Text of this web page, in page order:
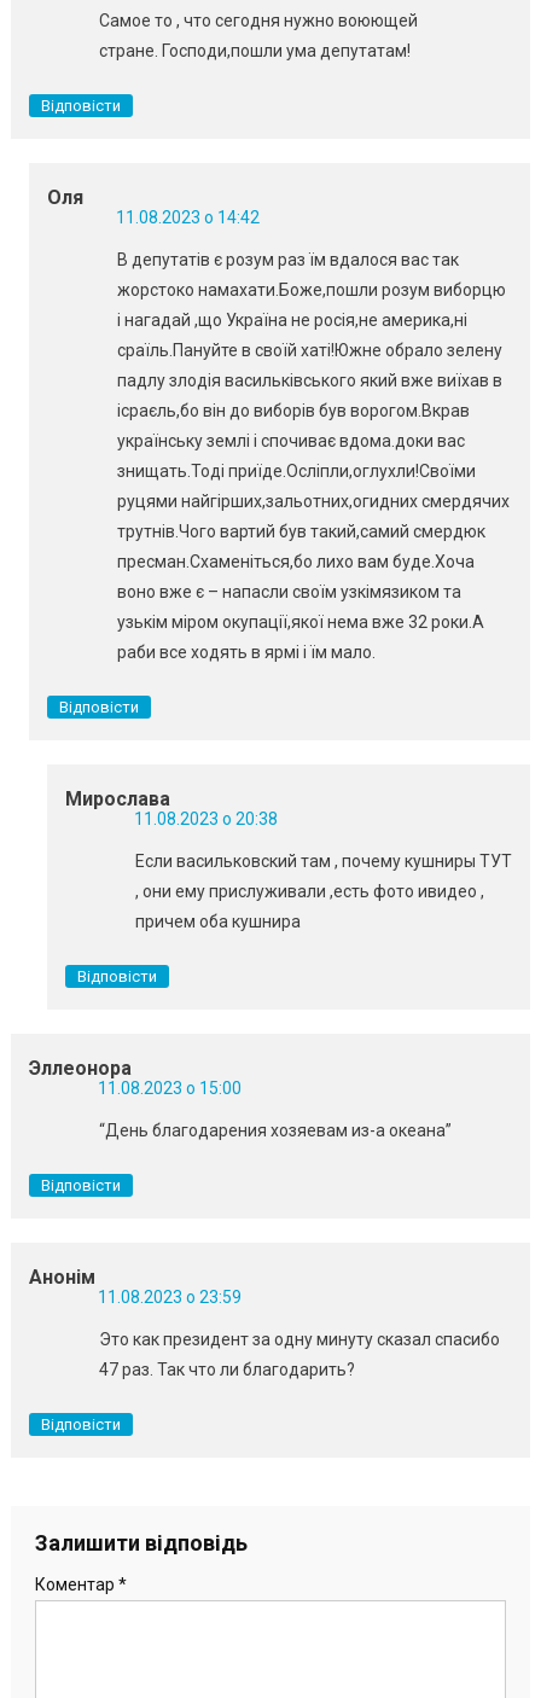
Самое то , что сегодня нужно воюющей
стране. Господи,пошли ума депутатам!
Відповісти
Оля
11.08.2023 о 14:42
В депутатів є розум раз їм вдалося вас так
жорстоко намахати.Боже,пошли розум виборцю
і нагадай ,що Україна не росія,не америка,ні
сраїль.Пануйте в своїй хаті!Южне обрало зелену
падлу злодія васильківського який вже виїхав в
ісраєль,бо він до виборів був ворогом.Вкрав
українську землі і спочиває вдома.доки вас
знищать.Тоді приїде.Осліпли,оглухли!Своїми
руцями найгірших,зальотних,огидних смердячих
трутнів.Чого вартий був такий,самий смердюк
пресман.Схаменіться,бо лихо вам буде.Хоча
воно вже є – напасли своїм узкімязиком та
узькім міром окупації,якої нема вже 32 роки.А
раби все ходять в ярмі і їм мало.
Відповісти
Мирослава
11.08.2023 о 20:38
Если васильковский там , почему кушниры ТУТ
, они ему прислуживали ,есть фото ивидео ,
причем оба кушнира
Відповісти
Эллеонора
11.08.2023 о 15:00
“День благодарения хозяевам из-а океана”
Відповісти
Анонім
11.08.2023 о 23:59
Это как президент за одну минуту сказал спасибо
47 раз. Так что ли благодарить?
Відповісти
Залишити відповідь
Коментар *